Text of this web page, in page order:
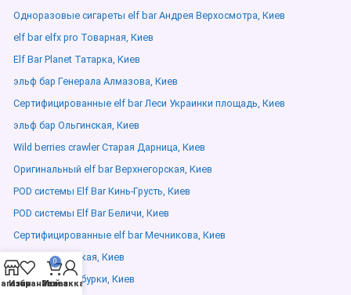
Одноразовые сигареты elf bar Андрея Верхосмотра, Киев
elf bar elfx pro Товарная, Киев
Elf Bar Planet Татарка, Киев
эльф бар Генерала Алмазова, Киев
Сертифицированные elf bar Леси Украинки площадь, Киев
эльф бар Ольгинская, Киев
Wild berries crawler Старая Дарница, Киев
Оригинальный elf bar Верхнегорская, Киев
POD системы Elf Bar Кинь-Грусть, Киев
POD системы Elf Bar Беличи, Киев
Сертифицированные elf bar Мечникова, Киев
elfliq Казатинская, Киев
elfliq 10ml Самбурки, Киев
Избранное
0
Заказ
Мой аккаунт